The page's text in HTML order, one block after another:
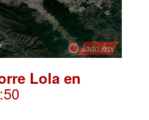
Lola en